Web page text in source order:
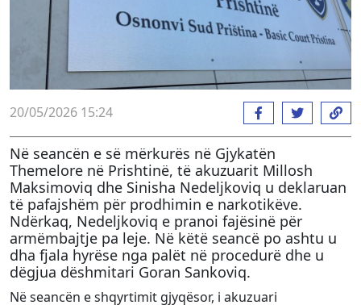
20/05/2026 15:24
Në seancën e së mërkurës në Gjykatën
Themelore në Prishtinë, të akuzuarit Millosh
Maksimoviq dhe Sinisha Nedeljkoviq u deklaruan
të pafajshëm për prodhimin e narkotikëve.
Ndërkaq, Nedeljkoviq e pranoi fajësinë për
armëmbajtje pa leje. Në këtë seancë po ashtu u
dha fjala hyrëse nga palët në procedurë dhe u
dëgjua dëshmitari Goran Sankoviq.
Në seancën e shqyrtimit gjyqësor, i akuzuari